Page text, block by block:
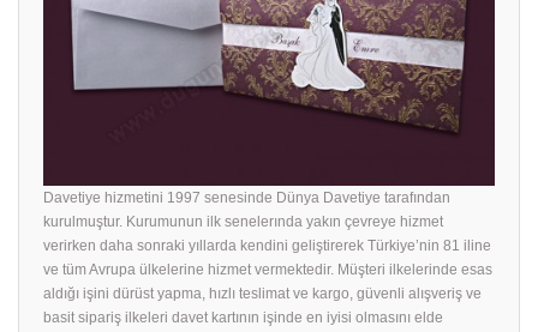
Davetiye hizmetini 1997 senesinde Dünya Davetiye tarafından
kurulmuştur. Kurumunun ilk senelerında yakın çevreye hizmet
verirken daha sonraki yıllarda kendini geliştirerek Türkiye’nin 81 iline
ve tüm Avrupa ülkelerine hizmet vermektedir. Müşteri ilkelerinde esas
aldığı işini dürüst yapma, hızlı teslimat ve kargo, güvenli alışveriş ve
basit sipariş ilkeleri davet kartının işinde en iyisi olmasını elde